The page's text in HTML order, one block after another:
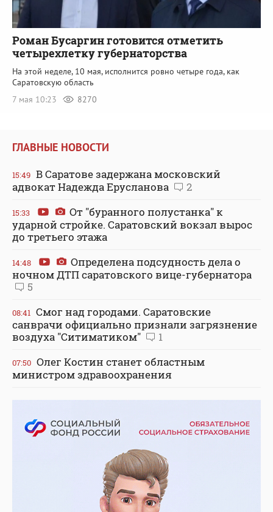
Роман Бусаргин готовится отметить
четырехлетку губернаторства
На этой неделе, 10 мая, исполнится ровно четыре года, как
Саратовскую область
7 мая 10:23
8270
ГЛАВНЫЕ НОВОСТИ
15:49 В Саратове задержана московский
адвокат Надежда Ерусланова
2
15:33
От "буранного полустанка" к
ударной стройке. Саратовский вокзал вырос
до третьего этажа
14:48
Определена подсудность дела о
ночном ДТП саратовского вице-губернатора
5
08:41 Смог над городами. Саратовские
санврачи официально признали загрязнение
воздуха "Ситиматиком"
1
07:50 Олег Костин станет областным
министром здравоохранения